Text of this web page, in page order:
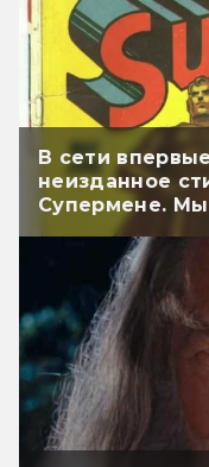
В сети
неизданное
Супермене.